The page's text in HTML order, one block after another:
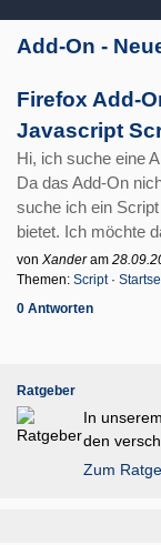
Add-On -
Firefox Add-
Javascript
Hi, ich suche eine
Da das Add-On
suche ich ein
bietet. Ich möchte
von Xanderam
Themen: Script·
0 Antworten
Ratgeber
In
den
Zum